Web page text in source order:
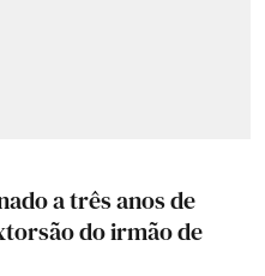
a três anos de
do irmão de